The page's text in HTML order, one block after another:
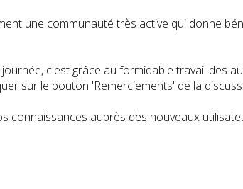
une communauté très active qui donne
c'est grâce au formidable travail des
sur le bouton 'Remerciements' de la
auprès des nouveaux